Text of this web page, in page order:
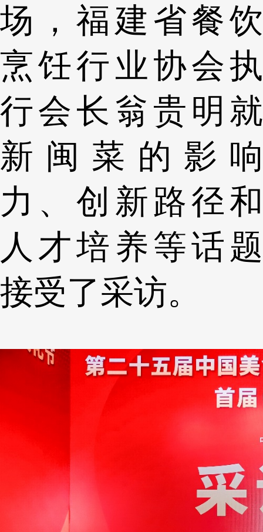
场，福建省餐饮
烹饪行业协会执
行会长翁贵明就
新闽菜的影响
力、创新路径和
人才培养等话题
接受了采访。